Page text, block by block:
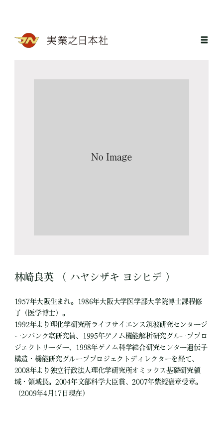
林崎良英 （ ハヤシザキ ヨシヒデ ）
1957年大阪生まれ。1986年大阪大学医学部大学院博士課程修
了（医学博士）。
1992年より理化学研究所ライフサイエンス筑波研究センタージ
ーンバンク室研究員、1995年ゲノム機能解析研究グループプロ
ジェクトリーダー、1998年ゲノム科学総合研究センター遺伝子
構造・機能研究グループプロジェクトディレクターを経て、
2008年より独立行政法人理化学研究所オミックス基礎研究領
域・領域長。2004年文部科学大臣賞、2007年紫綬褒章受章。
（2009年4月17日現在）